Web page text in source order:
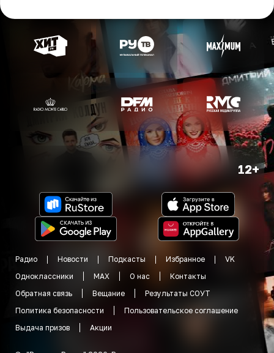
12+
Радио Новости Подкасты Избранное
VK
Одноклассники
MAX О нас
Контакты
Обратная связь
Вещание
Результаты СОУТ
Политика безопасности
Пользовательское соглашение
Выдача призов
Акции